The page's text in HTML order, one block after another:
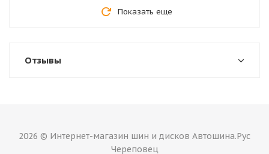
Показать еще
Отзывы
2026 © Интернет-магазин шин и дисков Автошина.Рус
Череповец